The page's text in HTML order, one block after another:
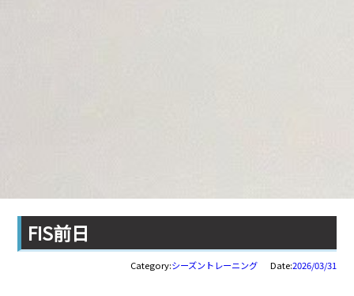
FIS前日
Category:シーズントレーニング Date:2026/03/31